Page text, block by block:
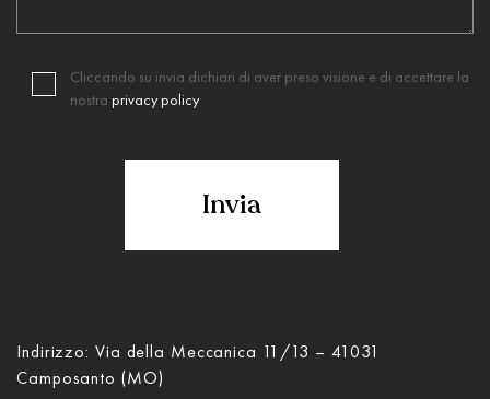
Cliccando su invia dichiari di aver preso visione e di accettare la
nostra privacy policy
Indirizzo: Via della Meccanica 11/13 – 41031
Camposanto (MO)